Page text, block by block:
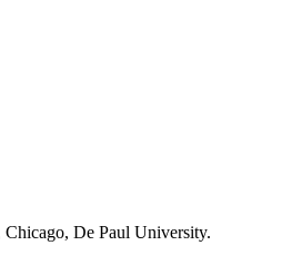
Chicago, De Paul University.